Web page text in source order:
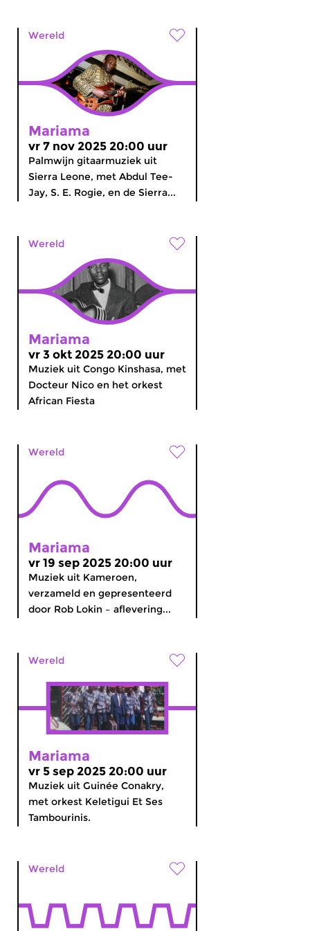
Wereld
Mariama
vr 7 nov 2025 20:00 uur
Palmwijn gitaarmuziek uit
Sierra Leone, met Abdul Tee-
Jay, S. E. Rogie, en de Sierra...
Wereld
Mariama
vr 3 okt 2025 20:00 uur
Muziek uit Congo Kinshasa, met
Docteur Nico en het orkest
African Fiesta
Wereld
Mariama
vr 19 sep 2025 20:00 uur
Muziek uit Kameroen,
verzameld en gepresenteerd
door Rob Lokin – aflevering...
Wereld
Mariama
vr 5 sep 2025 20:00 uur
Muziek uit Guinée Conakry,
met orkest Keletigui Et Ses
Tambourinis.
Wereld